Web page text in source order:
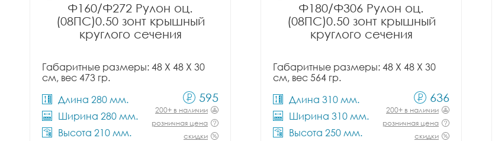
Ф160/Ф272 Рулон оц.
(08ПС)0.50 зонт крышный
круглого сечения
Габаритные размеры: 48 X 48 X 30
см, вес 473 гр.
Длина 280 мм.
Ширина 280 мм.
Высота 210 мм.
595
200+ в наличии
розничная цена
скидки
Ф180/Ф306 Рулон оц.
(08ПС)0.50 зонт крышный
круглого сечения
Габаритные размеры: 48 X 48 X 30
см, вес 564 гр.
Длина 310 мм.
Ширина 310 мм.
Высота 250 мм.
636
200+ в наличии
розничная цена
скидки